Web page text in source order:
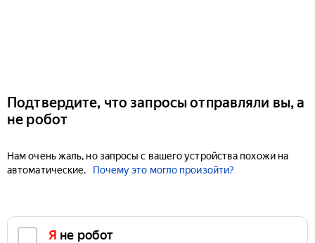
Подтвердите, что запросы отправляли вы, а
не робот
Нам очень жаль, но запросы с вашего устройства похожи на
автоматические.
Почему это могло произойти?
Я не робот